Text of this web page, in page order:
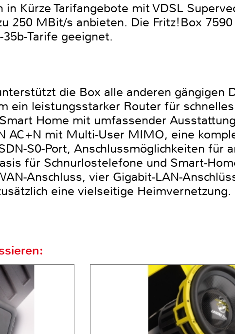
Kürze Tarifangebote mit VDSL
250 MBit/s anbieten. Die Fritz!Box
Tarife geeignet.
die Box alle anderen gängigen
ein leistungsstarker Router für
Home mit umfassender
AC+N mit Multi-User MIMO, eine
S0-Port, Anschlussmöglichkeiten für
für Schnurlostelefone und Smart-
Anschluss, vier Gigabit-LAN-
eine vielseitige Heimvernetzung.